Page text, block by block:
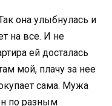
она улыбнулась и
на все. И не
ей досталась
мой, плачу за нее
сама. Мужа
по разным